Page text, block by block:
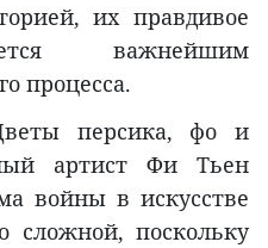
их правдивое
важнейшим
процесса.
персика, фо и
артист Фи Тьен
войны в искусстве
сложной, поскольку